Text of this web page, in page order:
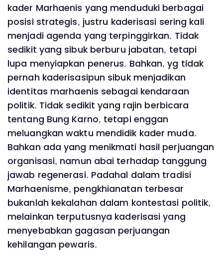
kader Marhaenis yang menduduki berbagai
posisi strategis, justru kaderisasi sering kali
menjadi agenda yang terpinggirkan. Tidak
sedikit yang sibuk berburu jabatan, tetapi
lupa menyiapkan penerus. Bahkan, yg tidak
pernah kaderisasipun sibuk menjadikan
identitas marhaenis sebagai kendaraan
politik. Tidak sedikit yang rajin berbicara
tentang Bung Karno, tetapi enggan
meluangkan waktu mendidik kader muda.
Bahkan ada yang menikmati hasil perjuangan
organisasi, namun abai terhadap tanggung
jawab regenerasi. Padahal dalam tradisi
Marhaenisme, pengkhianatan terbesar
bukanlah kekalahan dalam kontestasi politik,
melainkan terputusnya kaderisasi yang
menyebabkan gagasan perjuangan
kehilangan pewaris.